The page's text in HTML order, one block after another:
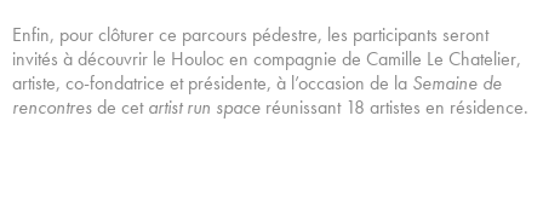
Enfin, pour clôturer ce parcours pédestre, les participants seront
invités à découvrir le Houloc en compagnie de Camille Le Chatelier,
artiste, co-fondatrice et présidente, à l’occasion de la Semaine de
rencontresde cetartist run space réunissant 18 artistes en résidence.